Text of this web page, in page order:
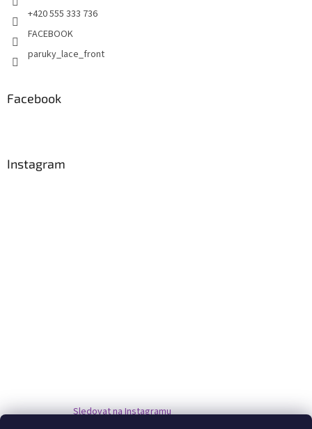
+420 555 333 736
FACEBOOK
paruky_lace_front
Facebook
Instagram
Sledovat na Instagramu